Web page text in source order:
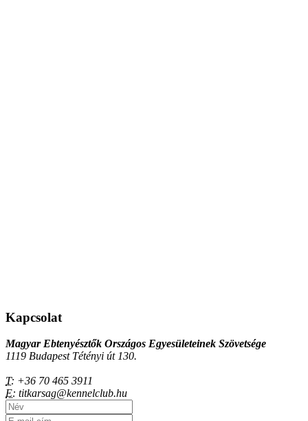
Kapcsolat
Magyar Ebtenyésztők Országos Egyesületeinek Szövetsége
1119 Budapest Tétényi út 130.
T: +36 70 465 3911
E: titkarsag@kennelclub.hu